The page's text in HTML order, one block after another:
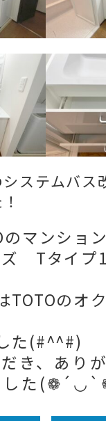
ステムバス
のマンショ
ズ Tタイプ
TOTOのオ
た(#^^#)
き、あり
した